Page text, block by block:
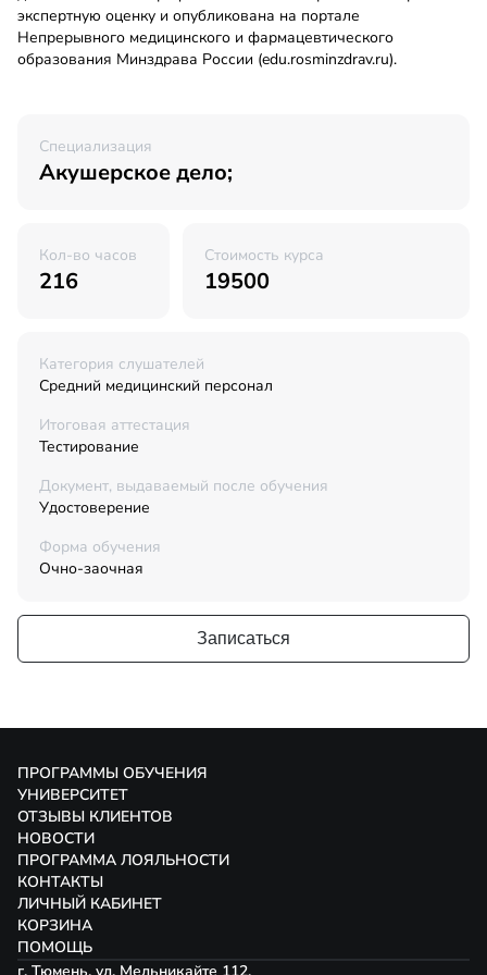
экспертную оценку и опубликована на портале
Непрерывного медицинского и фармацевтического
образования Минздрава России (edu.rosminzdrav.ru).
Специализация
Акушерское дело;
Кол-во часов
216
Стоимость курса
19500
Категория слушателей
Средний медицинский персонал
Итоговая аттестация
Тестирование
Документ, выдаваемый после обучения
Удостоверение
Форма обучения
Очно-заочная
Записаться
ПРОГРАММЫ ОБУЧЕНИЯ
УНИВЕРСИТЕТ
ОТЗЫВЫ КЛИЕНТОВ
НОВОСТИ
ПРОГРАММА ЛОЯЛЬНОСТИ
КОНТАКТЫ
ЛИЧНЫЙ КАБИНЕТ
КОРЗИНА
ПОМОЩЬ